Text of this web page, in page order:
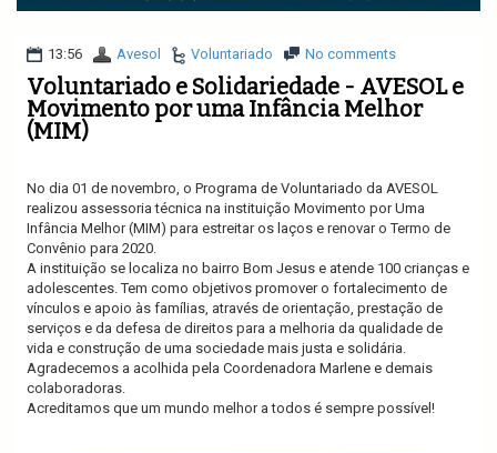
v
g
t
13:56 Avesol Voluntariado No comments
Voluntariado e Solidariedade - AVESOL e
Movimento por uma Infância Melhor
(MIM)
No dia 01 de novembro, o Programa de Voluntariado da AVESOL
realizou assessoria técnica na instituição Movimento por Uma
Infância Melhor (MIM) para estreitar os laços e renovar o Termo de
Convênio para 2020.
A instituição se localiza no bairro Bom Jesus e atende 100 crianças e
adolescentes. Tem como objetivos promover o fortalecimento de
vínculos e apoio às famílias, através de orientação, prestação de
serviços e da defesa de direitos para a melhoria da qualidade de
vida e construção de uma sociedade mais justa e solidária.
Agradecemos a acolhida pela Coordenadora Marlene e demais
colaboradoras.
Acreditamos que um mundo melhor a todos é sempre possível!